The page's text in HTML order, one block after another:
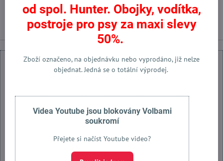
Předchozí produkt Následující produkt
Externí obsah je blokován Volbami soukromí
Přejete si načíst externí obsah?
Povolit jednou
od spol. Hunter. Obojky, vodítka,
postroje pro psy za maxi slevy
50%.
Zboží označeno, na objednávku nebo vyprodáno, již nelze
objednat. Jedná se o totální výprodej.
Videa Youtube jsou blokovány Volbami
soukromí
Přejete si načíst Youtube video?